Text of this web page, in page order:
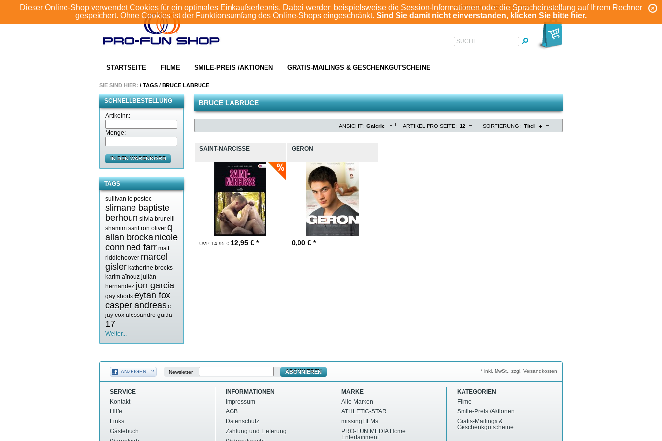
Dieser Online-Shop verwendet Cookies für ein optimales Einkaufserlebnis. Dabei werden beispielsweise die Session-Informationen oder die Spracheinstellung auf Ihrem Rechner
gespeichert. Ohne Cookies ist der Funktionsumfang des Online-Shops eingeschränkt. Sind Sie damit nicht einverstanden, klicken Sie bitte hier.
KONTO
ANMELDEN REGISTRIEREN
STARTSEITE FILME SMILE-PREIS /AKTIONEN GRATIS-MAILINGS & GESCHENKGUTSCHEINE
SUCHE
SIE SIND HIER: / TAGS / BRUCE LABRUCE
SCHNELLBESTELLUNG
Artikelnr.:
Menge:
IN DEN WARENKORB
TAGS
sullivan le postec
slimane baptiste
berhoun silvia brunelli
shamim sarif ron oliver q
allan brocka nicole
conn ned farr matt
riddlehoover marcel
gisler katherine brooks
karim aïnouz julián
hernández jon garcia
gay shorts eytan fox
casper andreas c
jay cox alessandro guida
17
Weiter...
BRUCE LABRUCE
SORTIERUNG: Titel
ARTIKEL PRO SEITE: 12
ANSICHT: Galerie
SAINT-NARCISSE
UVP 14,95 € 12,95 € *
GERON
0,00 € *
ANZEIGEN ? Newsletter ABONNIEREN * inkl. MwSt., zzgl. Versandkosten
SERVICE
Kontakt
Hilfe
Links
Gästebuch
INFORMATIONEN
Impressum
AGB
Datenschutz
Zahlung und Lieferung
MARKE
Alle Marken
ATHLETIC-STAR
missingFILMs
PRO-FUN MEDIA Home
Entertainment
KATEGORIEN
Filme
Smile-Preis /Aktionen
Gratis-Mailings &
Geschenkgutscheine